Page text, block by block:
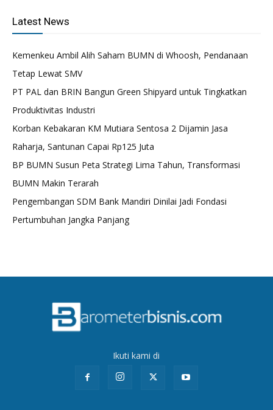
Latest News
Kemenkeu Ambil Alih Saham BUMN di Whoosh, Pendanaan
Tetap Lewat SMV
PT PAL dan BRIN Bangun Green Shipyard untuk Tingkatkan
Produktivitas Industri
Korban Kebakaran KM Mutiara Sentosa 2 Dijamin Jasa
Raharja, Santunan Capai Rp125 Juta
BP BUMN Susun Peta Strategi Lima Tahun, Transformasi
BUMN Makin Terarah
Pengembangan SDM Bank Mandiri Dinilai Jadi Fondasi
Pertumbuhan Jangka Panjang
Ikuti kami di